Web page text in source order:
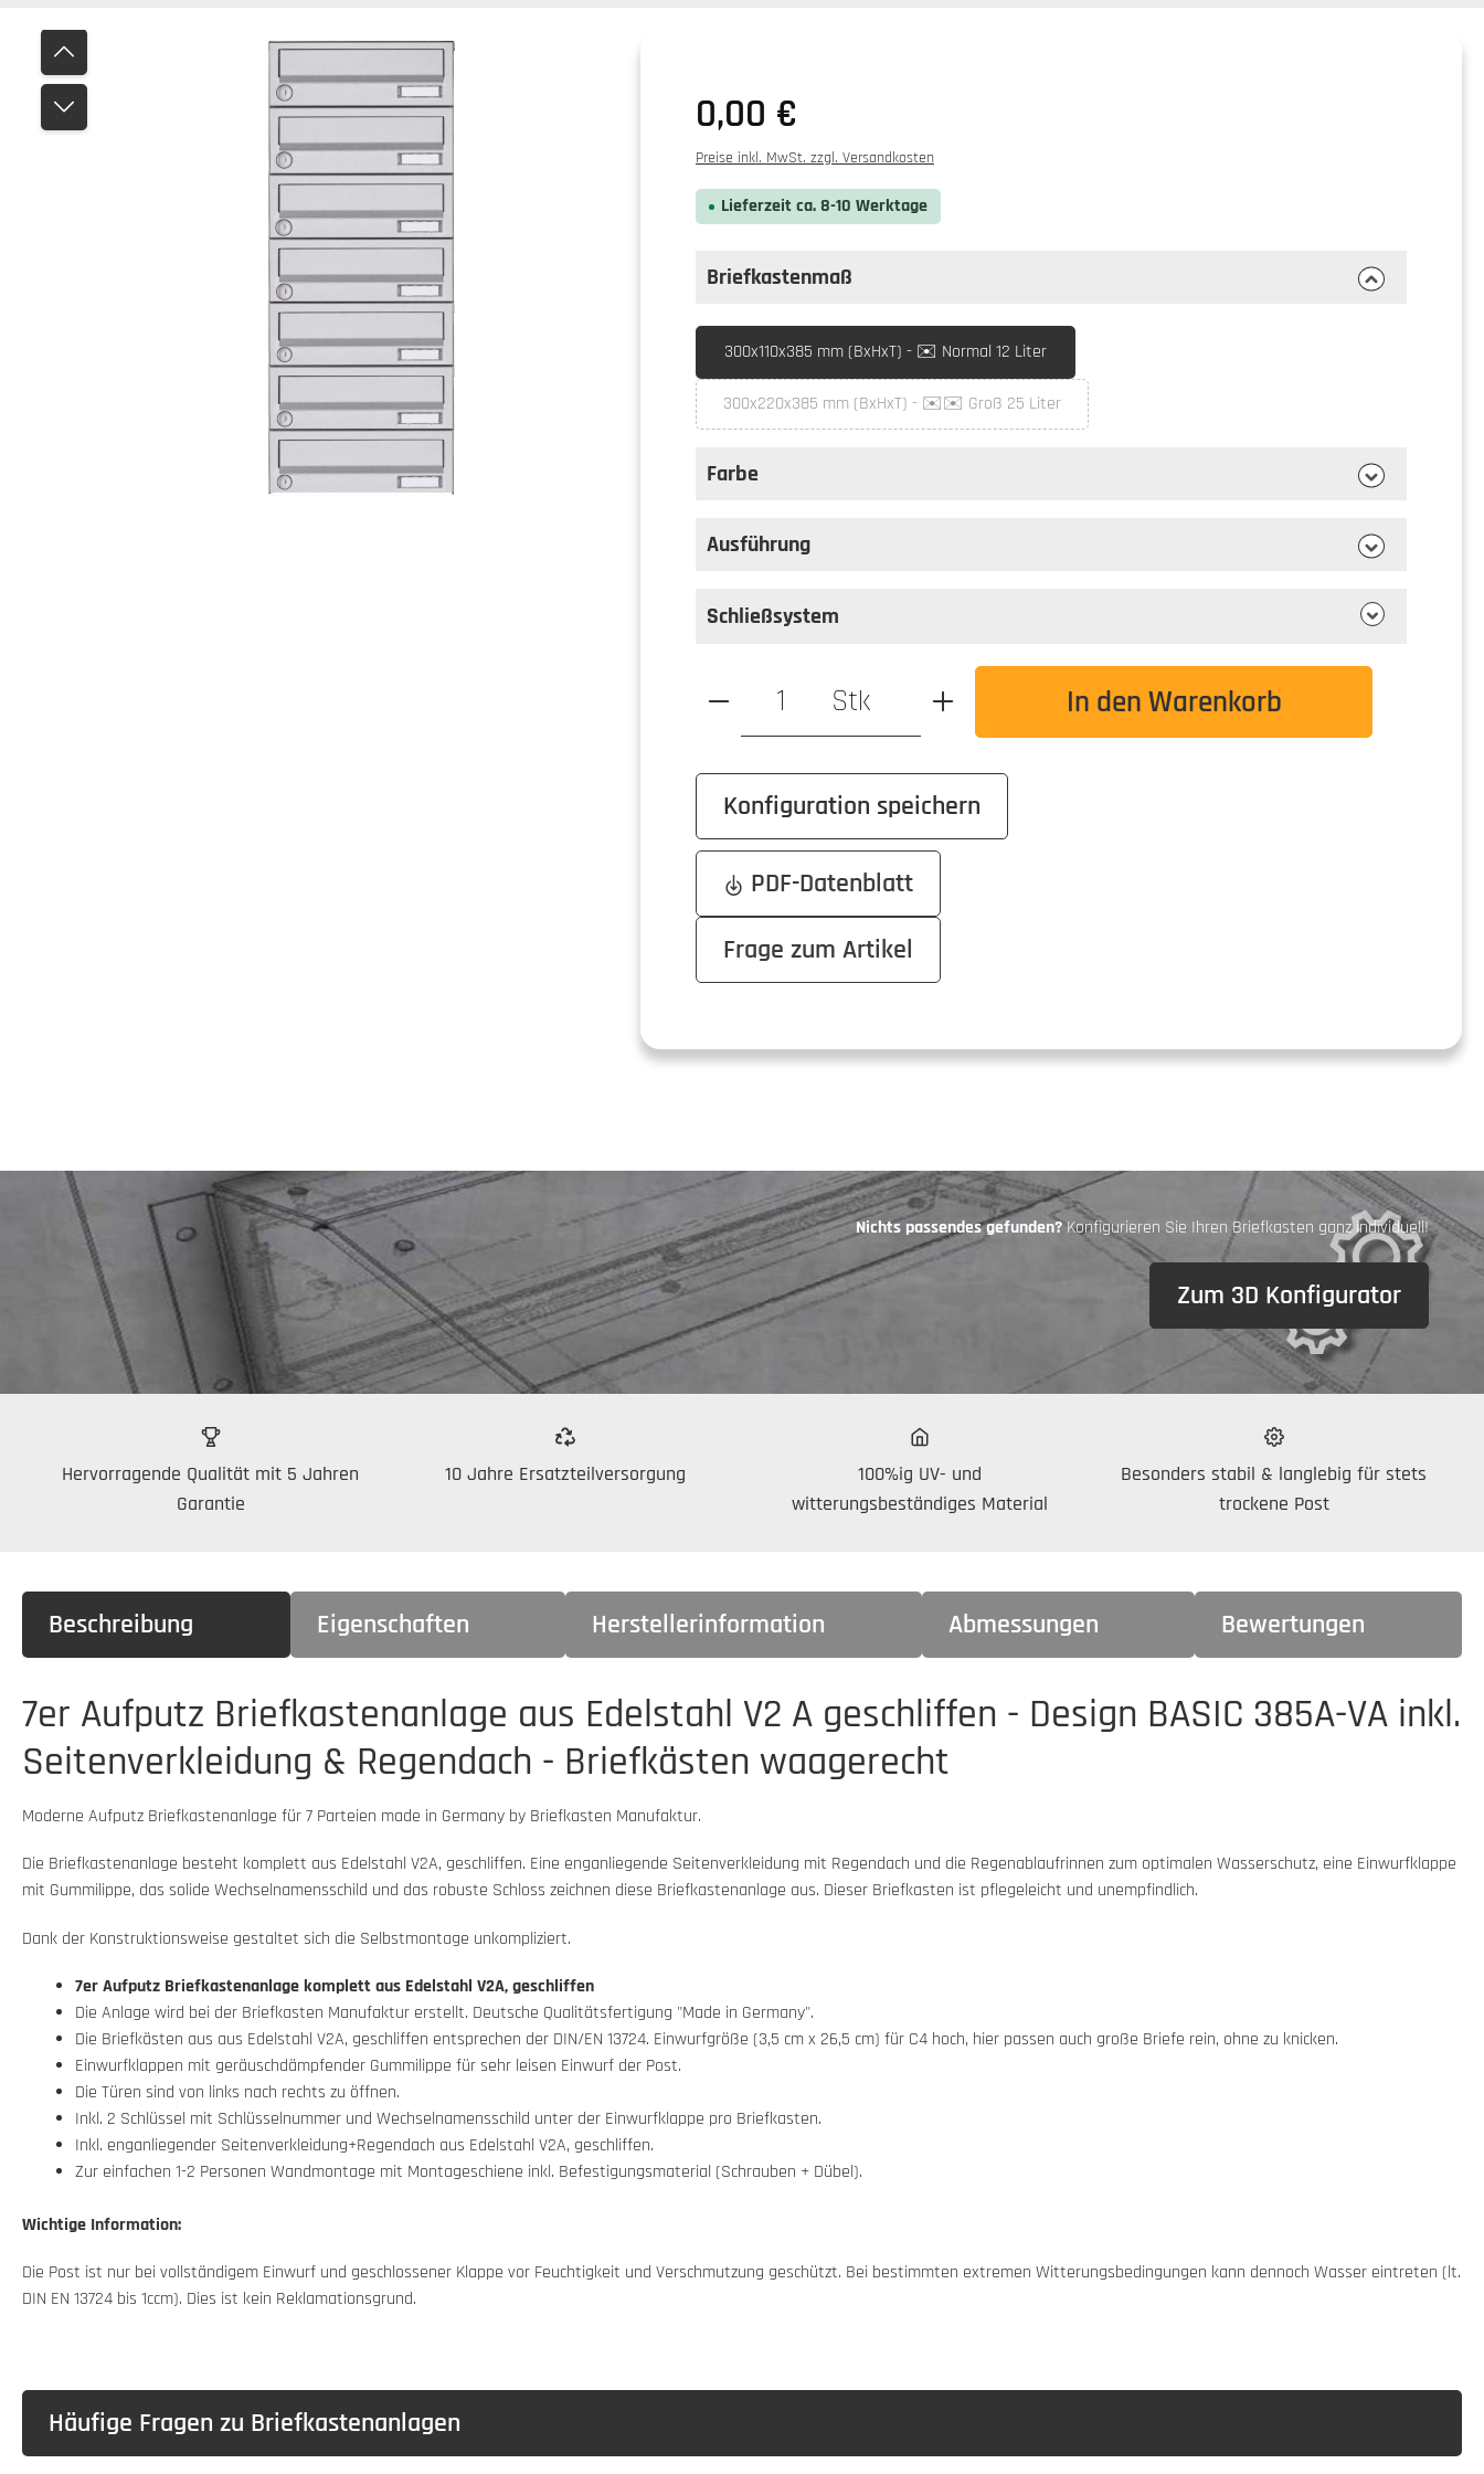
Bildergalerie überspringen
0,00 €
Preise inkl. MwSt. zzgl. Versandkosten
Lieferzeit ca. 8-10 Werktage
Briefkastenmaß
Briefkastenmaßauswählen
300x110x385 mm (BxHxT) - ✉️ Normal 12 Liter
300x220x385 mm (BxHxT) - ✉️✉️ Groß 25 Liter
(Diese Option ist zurzeit nicht verfügbar.)
Farbe
Ausführung
Schließsystem
Produkt Anzahl: Gib den gewünschten Wert ein oder benutze die
Stk In den Warenkorb
Konfiguration speichern
PDF-Datenblatt
Frage zum Artikel
Nichts passendes gefunden?Konfigurieren Sie Ihren Briefkasten ganz individuell!
Zum 3D Konfigurator
Hervorragende Qualität mit 5 Jahren
Garantie
10 Jahre Ersatzteilversorgung
100%ig UV- und
witterungsbeständiges Material
Besonders stabil & langlebig für stets
trockene Post
Beschreibung Eigenschaften Herstellerinformation Abmessungen Bewertungen
7er Aufputz Briefkastenanlage aus Edelstahl V2 A geschliffen - Design BASIC 385A-VA inkl.
Seitenverkleidung & Regendach - Briefkästen waagerecht
Moderne Aufputz Briefkastenanlage für 7 Parteien made in Germany by Briefkasten Manufaktur.
Die Briefkastenanlage besteht komplett aus Edelstahl V2A, geschliffen. Eine enganliegende Seitenverkleidung mit Regendach und die Regenablaufrinnen zum optimalen Wasserschutz, eine Einwurfklappe
mit Gummilippe, das solide Wechselnamensschild und das robuste Schloss zeichnen diese Briefkastenanlage aus. Dieser Briefkasten ist pflegeleicht und unempfindlich.
Dank der Konstruktionsweise gestaltet sich die Selbstmontage unkompliziert.
7er Aufputz Briefkastenanlage komplett aus Edelstahl V2A, geschliffen
Die Anlage wird bei der Briefkasten Manufaktur erstellt. Deutsche Qualitätsfertigung "Made in Germany".
Die Briefkästen aus aus Edelstahl V2A, geschliffen entsprechen der DIN/EN 13724. Einwurfgröße (3,5 cm x 26,5 cm) für C4 hoch, hier passen auch große Briefe rein, ohne zu knicken.
Einwurfklappen mit geräuschdämpfender Gummilippe für sehr leisen Einwurf der Post.
Die Türen sind von links nach rechts zu öffnen.
Inkl. 2 Schlüssel mit Schlüsselnummer und Wechselnamensschild unter der Einwurfklappe pro Briefkasten.
Inkl. enganliegender Seitenverkleidung+Regendach aus Edelstahl V2A, geschliffen.
Zur einfachen 1-2 Personen Wandmontage mit Montageschiene inkl. Befestigungsmaterial (Schrauben + Dübel).
Wichtige Information:
Die Post ist nur bei vollständigem Einwurf und geschlossener Klappe vor Feuchtigkeit und Verschmutzung geschützt. Bei bestimmten extremen Witterungsbedingungen kann dennoch Wasser eintreten (lt.
DIN EN 13724 bis 1ccm). Dies ist kein Reklamationsgrund.
Häufige Fragen zu Briefkastenanlagen